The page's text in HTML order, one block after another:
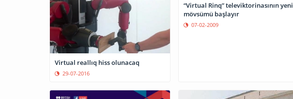
Virtual reallıq hiss olunacaq
29-07-2016
“Virtual Rinq” televiktorinasının yeni
mövsümü başlayır
07-02-2009